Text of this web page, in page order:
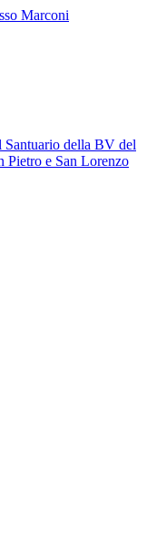
Marconi
Santuario della BV del
Pietro e San Lorenzo